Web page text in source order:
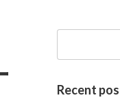
Search
Recent